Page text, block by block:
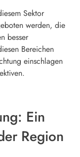
Sektor
werden, die
besser
Bereichen
einschlagen
Ein
Region